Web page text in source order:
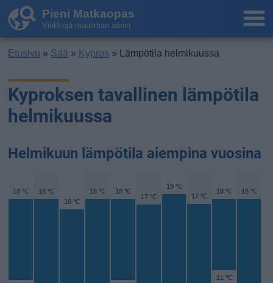
Pieni Matkaopas
Vinkkejä maailman ääriin
Etusivu » Sää » Kypros » Lämpötila helmikuussa
Kyproksen tavallinen lämpötila
helmikuussa
Helmikuun lämpötila aiempina vuosina
18 ℃ 18 ℃
16 ℃
18 ℃ 18 ℃
17 ℃
19 ℃
17 ℃
18 ℃
11 ℃
18 ℃